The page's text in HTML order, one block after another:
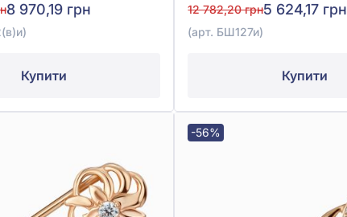
8 970,19 грн
Купити
12 782,20 грн5 624,17 грн
(арт. БШ127и)
Купити
-56%